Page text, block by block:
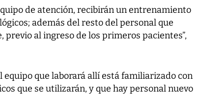
de atención, recibirán un entrenamiento
además del resto del personal que
al ingreso de los primeros pacientes”,
equipo que laborará allí está familiarizado con
que se utilizarán, y que hay personal nuevo